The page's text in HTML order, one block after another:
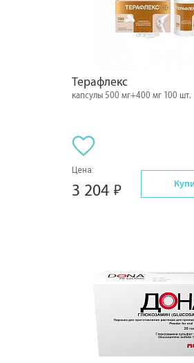
Терафлекс
капсулы 500 мг+400 мг 100 шт.
Цена:
3 204